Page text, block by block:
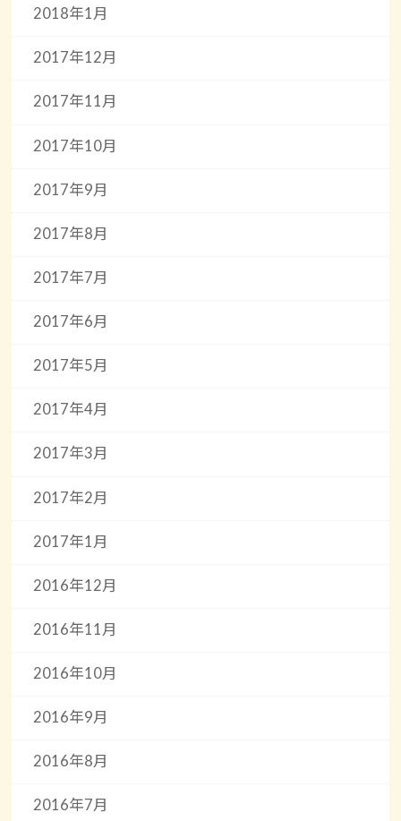
2018年1月
2017年12月
2017年11月
2017年10月
2017年9月
2017年8月
2017年7月
2017年6月
2017年5月
2017年4月
2017年3月
2017年2月
2017年1月
2016年12月
2016年11月
2016年10月
2016年9月
2016年8月
2016年7月